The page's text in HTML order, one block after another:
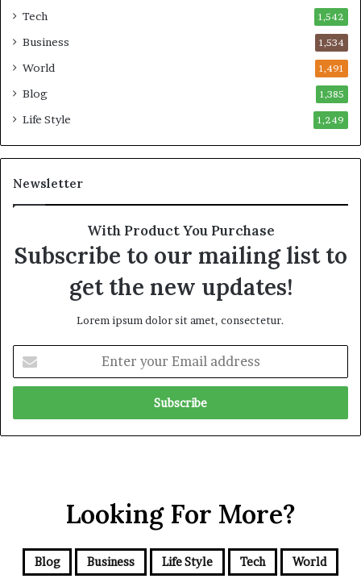
Tech 1,542
Business 1,534
World 1,491
Blog 1,385
Life Style 1,249
Newsletter
With Product You Purchase
Subscribe to our mailing list to
get the new updates!
Lorem ipsum dolor sit amet, consectetur.
t
r
y
Looking For More?
Blog Business Life Style Tech World